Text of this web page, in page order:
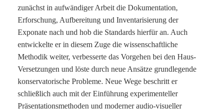
zunächst in aufwändiger Arbeit die Dokumentation,
Erforschung, Aufbereitung und Inventarisierung der
Exponate nach und hob die Standards hierfür an. Auch
entwickelte er in diesem Zuge die wissenschaftliche
Methodik weiter, verbesserte das Vorgehen bei den Haus-
Versetzungen und löste durch neue Ansätze grundlegende
konservatorische Probleme. Neue Wege beschritt er
schließlich auch mit der Einführung experimenteller
Präsentationsmethoden und moderner audio-visueller